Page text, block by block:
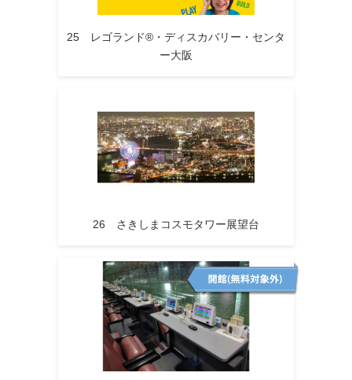
25 レゴランド®・ディスカバリー・センタ
ー大阪
26 さきしまコスモタワー展望台